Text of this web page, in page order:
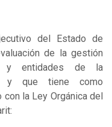
del Estado de
de la gestión
y entidades de la
y que tiene como
la Ley Orgánica del